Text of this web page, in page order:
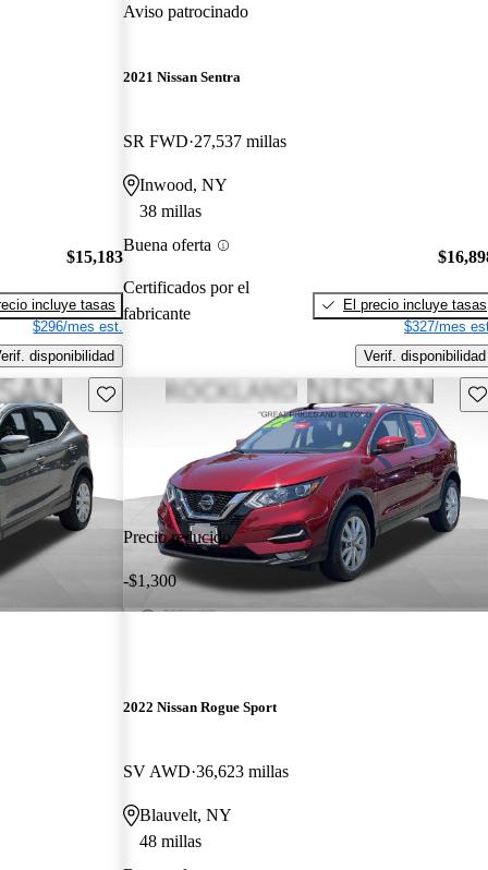
$15,183
incluye tasas
$296/mes est.
disponibilidad
Aviso patrocinado
2021 Nissan Sentra
SR FWD 27,537 millas
Inwood, NY
38 millas
Buena oferta
Certificados por el
fabricante
El precio incluye tasas
$327/mes
Verif. disponibilidad
Guarda este Aviso
Precio reducido
-$1,300
2022 Nissan Rogue Sport
SV AWD 36,623 millas
Blauvelt, NY
48 millas